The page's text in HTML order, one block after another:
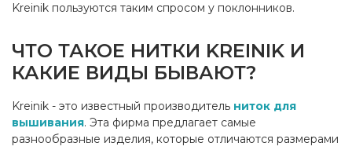
Kreinik пользуются таким спросом у поклонников.
ЧТО ТАКОЕ НИТКИ KREINIK И
КАКИЕ ВИДЫ БЫВАЮТ?
Kreinik - это известный производитель ниток для
вышивания. Эта фирма предлагает самые
разнообразные изделия, которые отличаются размерами